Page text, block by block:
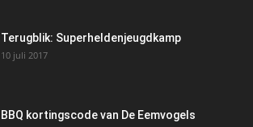
Terugblik: Superheldenjeugdkamp
10 juli 2017
BBQ kortingscode van De Eemvogels